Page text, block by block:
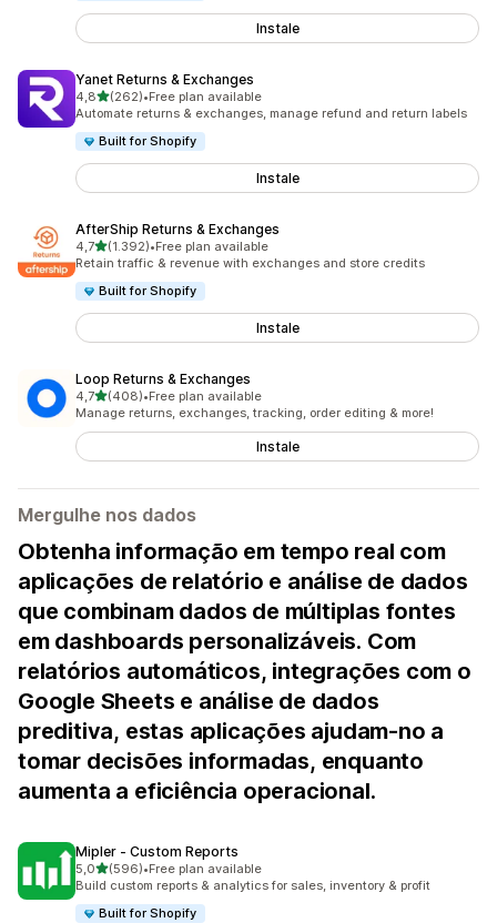
Instale
Yanet Returns & Exchanges
4,8de 5 estrelas
(262)
262 total de avaliações
•Free plan available
Automate returns & exchanges, manage refund and return labels
Built for Shopify
Instale
AfterShip Returns & Exchanges
4,7de 5 estrelas
(1.392)
1392 total de avaliações
•Free plan available
Retain traffic & revenue with exchanges and store credits
Built for Shopify
Instale
Loop Returns & Exchanges
4,7de 5 estrelas
(408)
408 total de avaliações
•Free plan available
Manage returns, exchanges, tracking, order editing & more!
Instale
Mergulhe nos dados
Obtenha informação em tempo real com
aplicações de relatório e análise de dados
que combinam dados de múltiplas fontes
em dashboards personalizáveis. Com
relatórios automáticos, integrações com o
Google Sheets e análise de dados
preditiva, estas aplicações ajudam-no a
tomar decisões informadas, enquanto
aumenta a eficiência operacional.
Mipler ‑ Custom Reports
5,0de 5 estrelas
(596)
596 total de avaliações
•Free plan available
Build custom reports & analytics for sales, inventory & profit
Built for Shopify